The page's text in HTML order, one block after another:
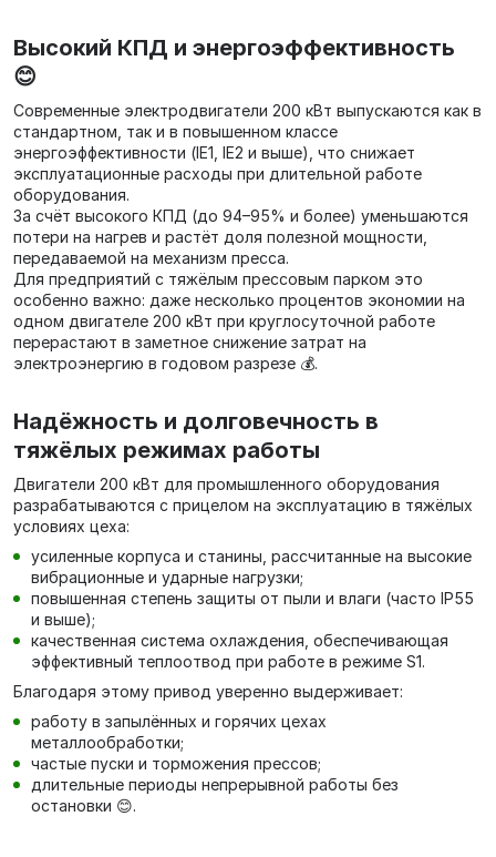
Высокий КПД и энергоэффективность
😊
Современные электродвигатели 200 кВт выпускаются как в
стандартном, так и в повышенном классе
энергоэффективности (IE1, IE2 и выше), что снижает
эксплуатационные расходы при длительной работе
оборудования.
За счёт высокого КПД (до 94–95% и более) уменьшаются
потери на нагрев и растёт доля полезной мощности,
передаваемой на механизм пресса.
Для предприятий с тяжёлым прессовым парком это
особенно важно: даже несколько процентов экономии на
одном двигателе 200 кВт при круглосуточной работе
перерастают в заметное снижение затрат на
электроэнергию в годовом разрезе 💰.
Надёжность и долговечность в
тяжёлых режимах работы
Двигатели 200 кВт для промышленного оборудования
разрабатываются с прицелом на эксплуатацию в тяжёлых
условиях цеха:
усиленные корпуса и станины, рассчитанные на высокие
вибрационные и ударные нагрузки;
повышенная степень защиты от пыли и влаги (часто IP55
и выше);
качественная система охлаждения, обеспечивающая
эффективный теплоотвод при работе в режиме S1.
Благодаря этому привод уверенно выдерживает:
работу в запылённых и горячих цехах
металлообработки;
частые пуски и торможения прессов;
длительные периоды непрерывной работы без
остановки 😊.